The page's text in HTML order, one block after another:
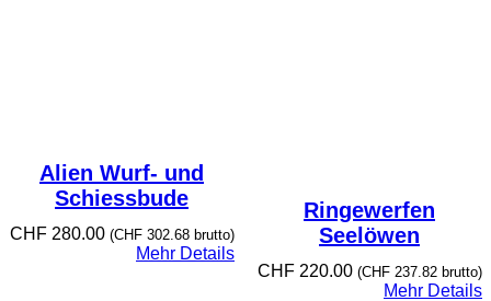
Alien Wurf- und
Schiessbude
CHF280.00 (CHF302.68brutto)
Mehr Details
Ringewerfen
Seelöwen
CHF220.00 (CHF237.82brutto)
Mehr Details